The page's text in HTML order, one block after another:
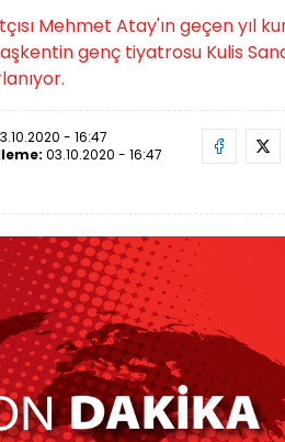
Mehmet Atay'ın geçen yıl
genç tiyatrosu Kulis
- 16:47
03.10.2020 - 16:47